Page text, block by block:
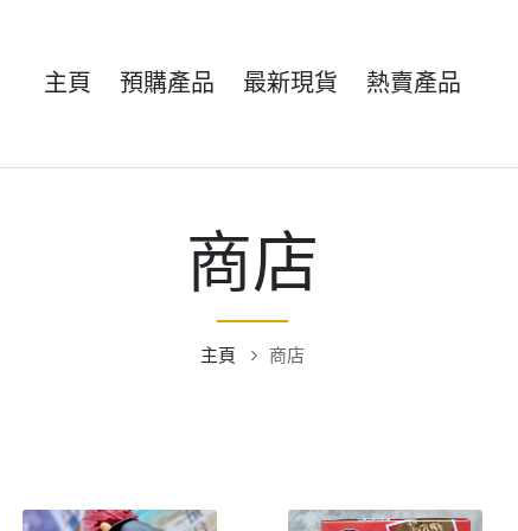
主頁 預購產品 最新現貨 熱賣產品
商店
主頁 商店